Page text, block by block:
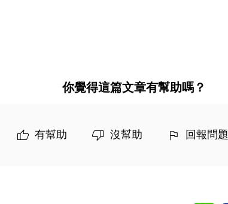
你覺得這篇文章有幫助嗎？
有幫助 沒幫助 回報問題